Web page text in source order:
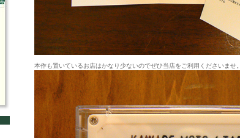
本作も置いているお店はかなり少ないのでぜひ当店をご利用くださいませ。